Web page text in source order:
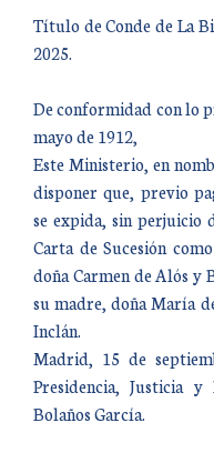
Título de Conde de La
2025.
De conformidad con lo
mayo de 1912,
Este Ministerio, en
disponer que, previo
se expida, sin perjuicio
Carta de Sucesión
doña Carmen de Alós
su madre, doña María
Inclán.
Madrid, 15 de
Presidencia, Justicia
Bolaños García.